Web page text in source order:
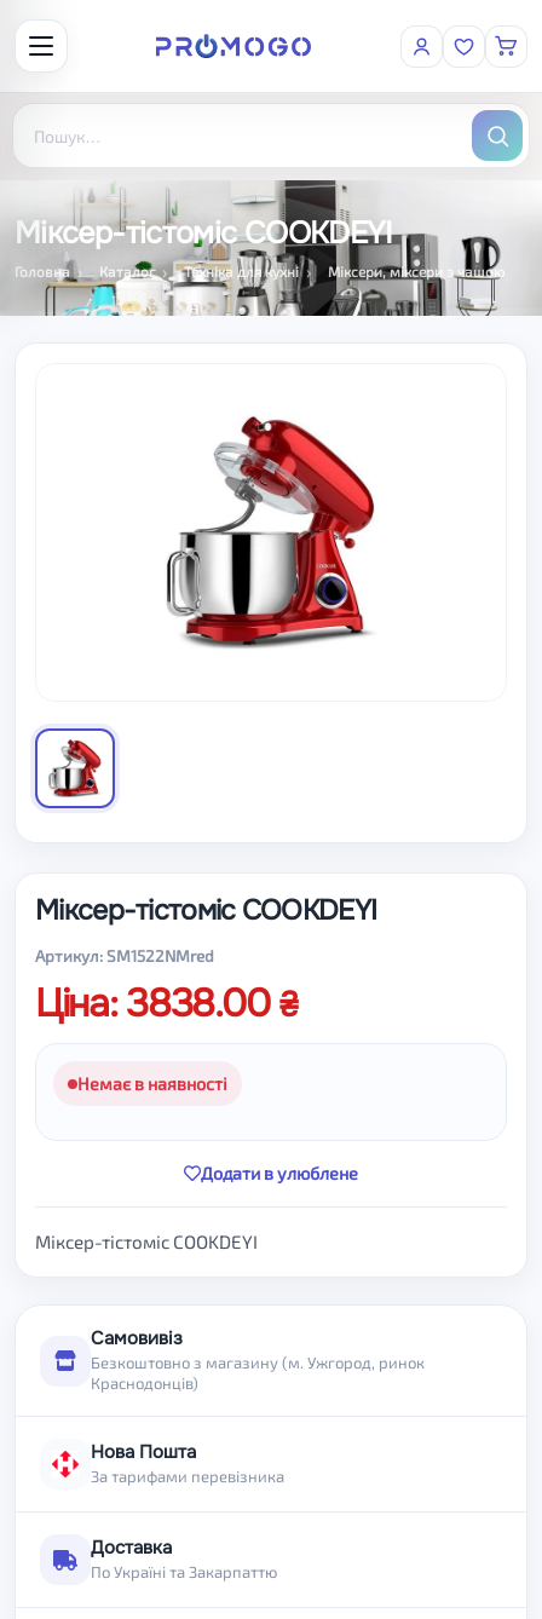
Міксер-тістоміс COOKDEYI
Головна Каталог Техніка для кухні Міксери, міксери з чашою
Міксер-тістоміс COOKDEYI
Артикул: SM1522NMred
Ціна: 3838.00
Немає в наявності
Додати в улюблене
Міксер-тістоміс COOKDEYI
Самовивіз
Безкоштовно з магазину (м. Ужгород, ринок
Краснодонців)
Нова Пошта
За тарифами перевізника
Доставка
По Україні та Закарпаттю